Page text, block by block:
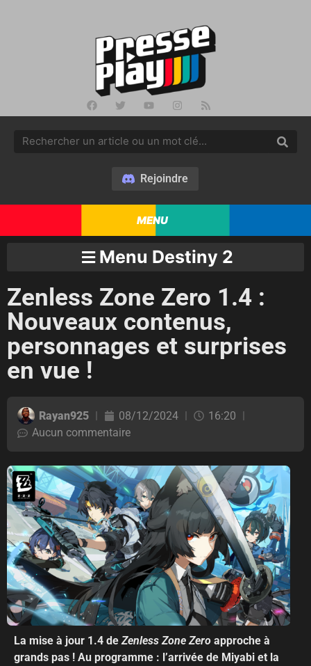
Rejoindre
MENU
Menu Destiny 2
Zenless Zone Zero 1.4 :
Nouveaux contenus,
personnages et surprises
en vue !
Rayan925 08/12/2024
16:20
Aucun commentaire
La mise à jour 1.4 deZenless Zone Zero approche à
grands pas ! Au programme : l’arrivée de Miyabi et la